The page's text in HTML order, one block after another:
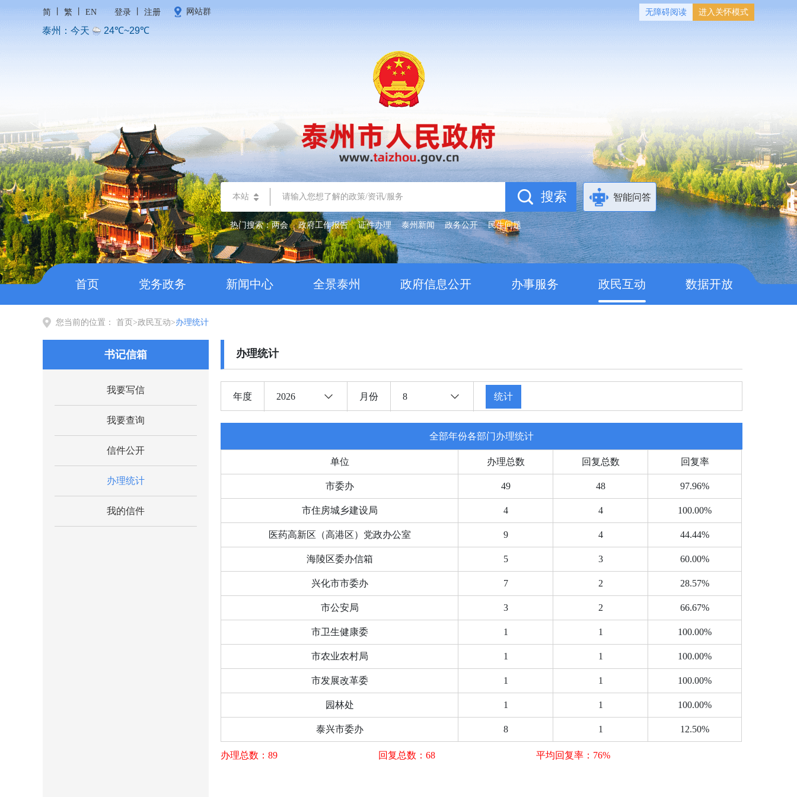
简 繁 EN 登录 注册 网站群 无障碍阅读 进入关怀模式
本站 智能问答
热门搜索：两会 政府工作报告 证件办理 泰州新闻 政务公开 民生问题
首页 党务政务 新闻中心 全景泰州 政府信息公开 办事服务 政民互动 数据开放
您当前的位置： 首页 >政民互动>办理统计
书记信箱
我要写信
我要查询
信件公开
办理统计
我的信件
办理统计
年度 2026 月份 8 统计
全部年份各部门办理统计
单位 办理总数 回复总数 回复率
市委办 49 48 97.96%
市住房城乡建设局 4 4 100.00%
医药高新区（高港区）党政办公室 9 4 44.44%
海陵区委办信箱 5 3 60.00%
兴化市市委办 7 2 28.57%
市公安局 3 2 66.67%
市卫生健康委 1 1 100.00%
市农业农村局 1 1 100.00%
市发展改革委 1 1 100.00%
园林处 1 1 100.00%
泰兴市委办 8 1 12.50%
办理总数：89 回复总数：68 平均回复率：76%